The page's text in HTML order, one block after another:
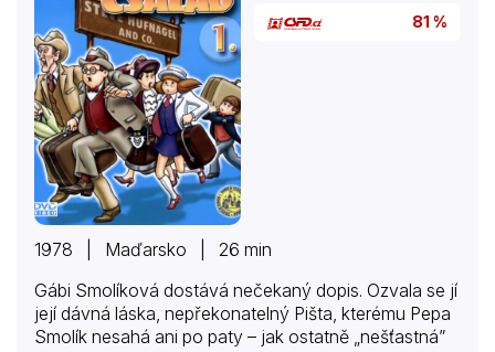
81 %
1978 | Maďarsko | 26 min
Gábi Smolíková dostává nečekaný dopis. Ozvala se jí
její dávná láska, nepřekonatelný Pišta, kterému Pepa
Smolík nesahá ani po paty – jak ostatně „nešťastná”